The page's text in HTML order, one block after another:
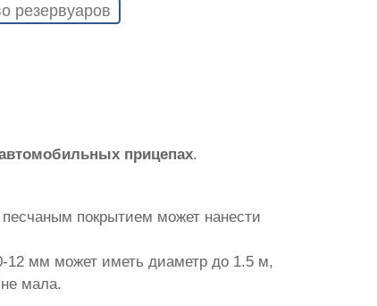
резервуаров
прицепах.
покрытием может нанести
12 мм может иметь диаметр до 1.5 м,
мала.